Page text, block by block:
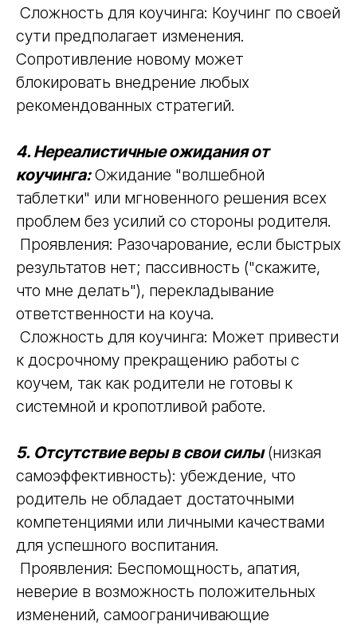
Сложность для коучинга: Коучинг по своей
сути предполагает изменения.
Сопротивление новому может
блокировать внедрение любых
рекомендованных стратегий.
4. Нереалистичные ожидания от
коучинга:Ожидание "волшебной
таблетки" или мгновенного решения всех
проблем без усилий со стороны родителя.
Проявления: Разочарование, если быстрых
результатов нет; пассивность ("скажите,
что мне делать"), перекладывание
ответственности на коуча.
Сложность для коучинга: Может привести
к досрочному прекращению работы с
коучем, так как родители не готовы к
системной и кропотливой работе.
5. Отсутствие веры в свои силы(низкая
самоэффективность): убеждение, что
родитель не обладает достаточными
компетенциями или личными качествами
для успешного воспитания.
Проявления: Беспомощность, апатия,
неверие в возможность положительных
изменений, самоограничивающие